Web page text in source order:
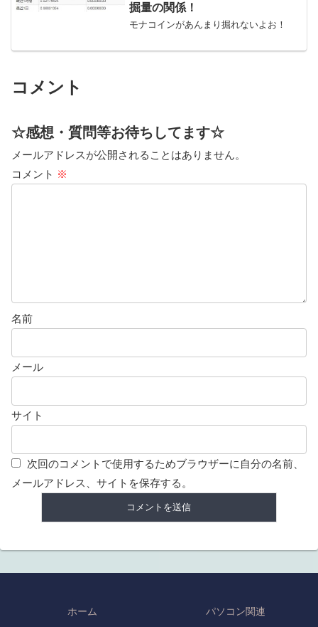
掘量の関係！
モナコインがあんまり掘れないよお！
コメント
☆感想・質問等お待ちしてます☆
メールアドレスが公開されることはありません。
コメント ※
名前
メール
サイト
次回のコメントで使用するためブラウザーに自分の名前、
メールアドレス、サイトを保存する。
ホーム
パソコン関連